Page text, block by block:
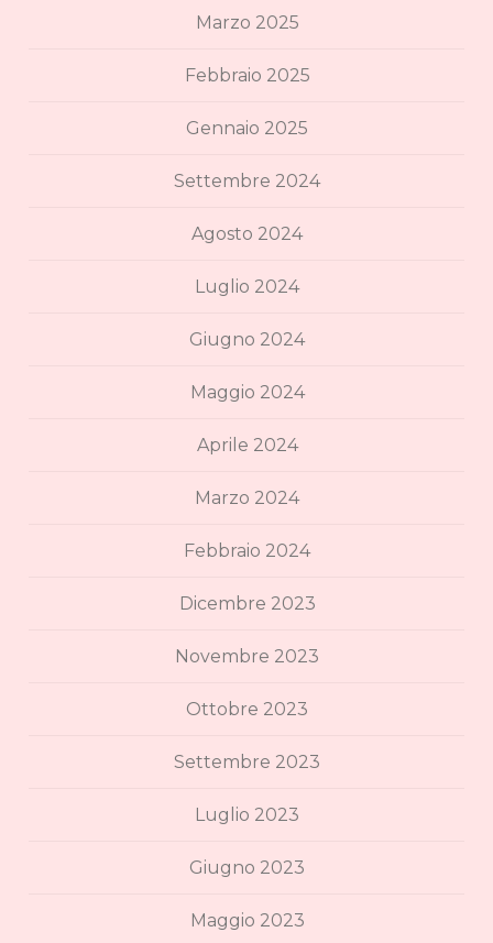
Marzo 2025
Febbraio 2025
Gennaio 2025
Settembre 2024
Agosto 2024
Luglio 2024
Giugno 2024
Maggio 2024
Aprile 2024
Marzo 2024
Febbraio 2024
Dicembre 2023
Novembre 2023
Ottobre 2023
Settembre 2023
Luglio 2023
Giugno 2023
Maggio 2023